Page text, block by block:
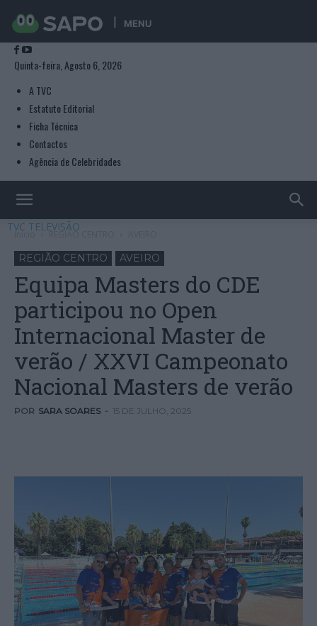
MENU
Quinta-feira, Agosto 6, 2026
A TVC
Estatuto Editorial
Ficha Técnica
Contactos
Agência de Celebridades
TVC TELEVISÃO
Início REGIÃO CENTRO
REGIÃO CENTRO AVEIRO
Equipa Masters do CDE
participou no Open
Internacional Master de
verão / XXVI Campeonato
Nacional Masters de verão
POR SARA SOARES - 15 DE JULHO, 2025